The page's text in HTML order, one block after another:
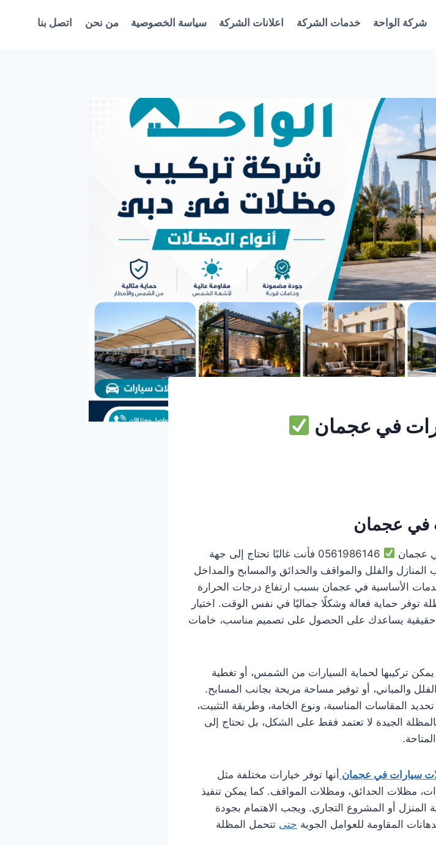
شركة الواحة خدمات الشركة اعلانات الشركة سياسة الخصوصية من نحن اتصل بنا
في عجمان
في عجمان
عجمان
0561986146 فأنت غالبًا تحتاج إلى جهة
والفلل والمواقف والحدائق والمسابح والمداخل
الأساسية في عجمان بسبب ارتفاع درجات الحرارة
توفر حماية فعالة وشكلًا جماليًا في نفس الوقت. اختيار
حقيقية يساعدك على الحصول على تصميم مناسب، خامات
تركيبها لحماية السيارات من الشمس، أو تغطية
والمباني، أو توفير مساحة مريحة بجانب المسابح.
المقاسات المناسبة، ونوع الخامة، وطريقة التثبيت،
الجيدة لا تعتمد فقط على الشكل، بل تحتاج إلى
سيارات في عجمان أنها توفر خيارات مختلفة مثل
مظلات الحدائق، ومظلات المواقف. كما يمكن تنفيذ
أو المشروع التجاري. ويجب الاهتمام بجودة
المقاومة للعوامل الجوية حتى تتحمل المظلة